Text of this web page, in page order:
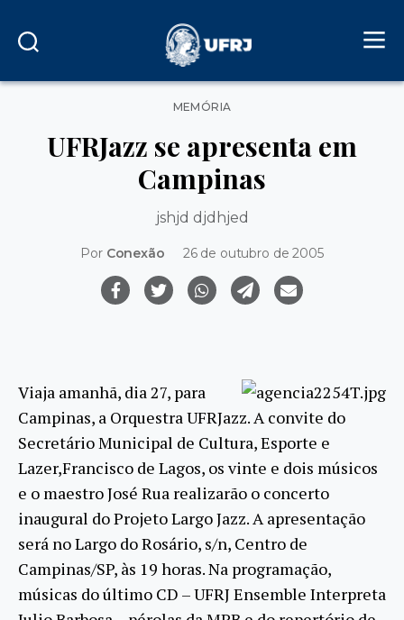
Categorias
MEMÓRIA
UFRJazz se apresenta em
Campinas
jshjd djdhjed
Por Conexão 26 de outubro de 2005
Viaja amanhã, dia 27, para
Campinas, a Orquestra UFRJazz. A convite do
Secretário Municipal de Cultura, Esporte e
Lazer,Francisco de Lagos, os vinte e dois músicos
e o maestro José Rua realizarão o concerto
inaugural do Projeto Largo Jazz. A apresentação
será no Largo do Rosário, s/n, Centro de
Campinas/SP, às 19 horas. Na programação,
músicas do último CD – UFRJ Ensemble Interpreta